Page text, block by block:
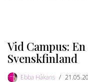
Vid Campus:
Svenskfinland
Ebba Håkans